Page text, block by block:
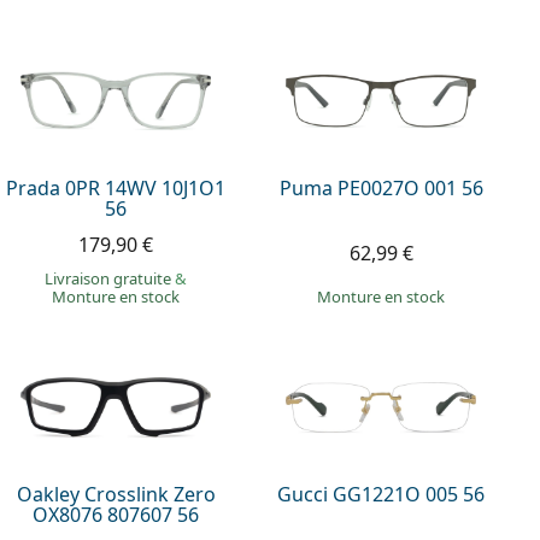
Prada 0PR 14WV 10J1O1
56
179,90 €
Livraison gratuite&
Monture en stock
Puma PE0027O 001 56
62,99 €
Monture en stock
Oakley Crosslink Zero
OX8076 807607 56
Gucci GG1221O 005 56